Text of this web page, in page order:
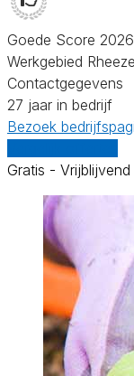
Goede Score 2026
Werkgebied
Contactgegevens
27 jaar in bedrijf
Bezoek
Gratis - Vrijblijvend